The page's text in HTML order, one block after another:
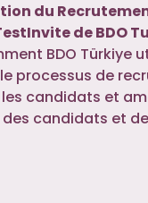
du
de BDO
BDO Türkiye
processus de
candidats et
candidats et